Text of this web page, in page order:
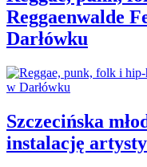
Reggaenwalde
Darłówku
Szczecińska
instalację